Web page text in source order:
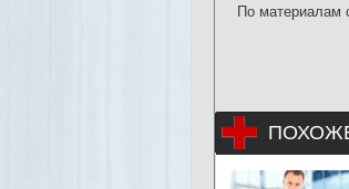
По материалам